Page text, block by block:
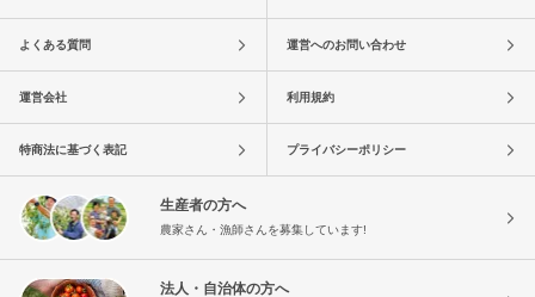
よくある質問 運営へのお問い合わせ
運営会社 利用規約
特商法に基づく表記 プライバシーポリシー
生産者の方へ
農家さん・漁師さんを募集しています!
法人・自治体の方へ